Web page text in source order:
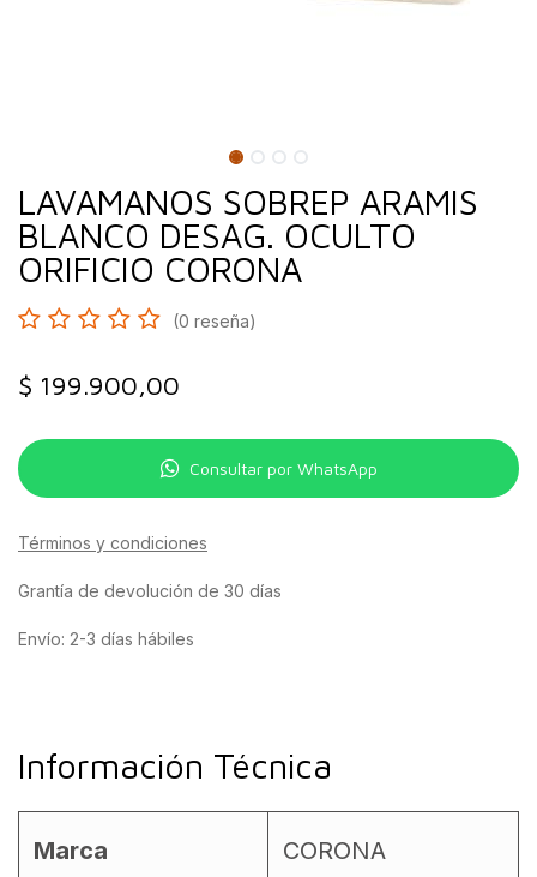
LAVAMANOS SOBREP ARAMIS
BLANCO DESAG. OCULTO
ORIFICIO CORONA
(0 reseña)
$ 199.900,00
Consultar por WhatsApp
Términos y condiciones
Grantía de devolución de 30 días
Envío: 2-3 días hábiles
Información Técnica
Marca CORONA